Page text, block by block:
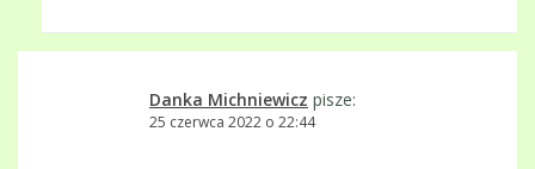
Danka Michniewicz pisze:
25 czerwca 2022 o 22:44